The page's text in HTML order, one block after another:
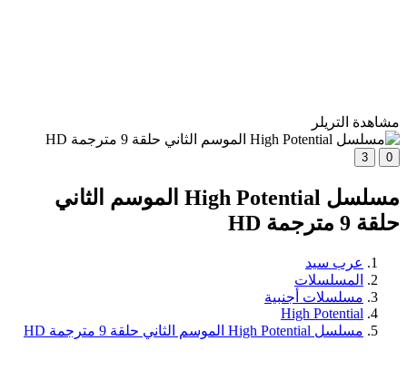
مشاهدة التريلر
0
3
مسلسل High Potential الموسم الثاني
حلقة 9 مترجمة HD
عرب سيد
المسلسلات
مسلسلات أجنبية
High Potential
مسلسل High Potential الموسم الثاني حلقة 9 مترجمة HD